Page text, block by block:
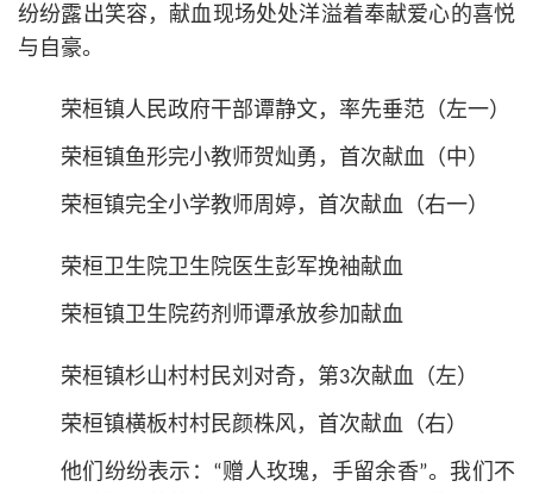
纷纷露出笑容，献血现场处处洋溢着奉献爱心的喜悦
与自豪。
荣桓镇人民政府干部谭静文，率先垂范（左一）
荣桓镇鱼形完小教师贺灿勇，首次献血（中）
荣桓镇完全小学教师周婷，首次献血（右一）
荣桓卫生院卫生院医生彭军挽袖献血
荣桓镇卫生院药剂师谭承放参加献血
荣桓镇杉山村村民刘对奇，第3次献血（左）
荣桓镇横板村村民颜株风，首次献血（右）
他们纷纷表示：“赠人玫瑰，手留余香”。我们不